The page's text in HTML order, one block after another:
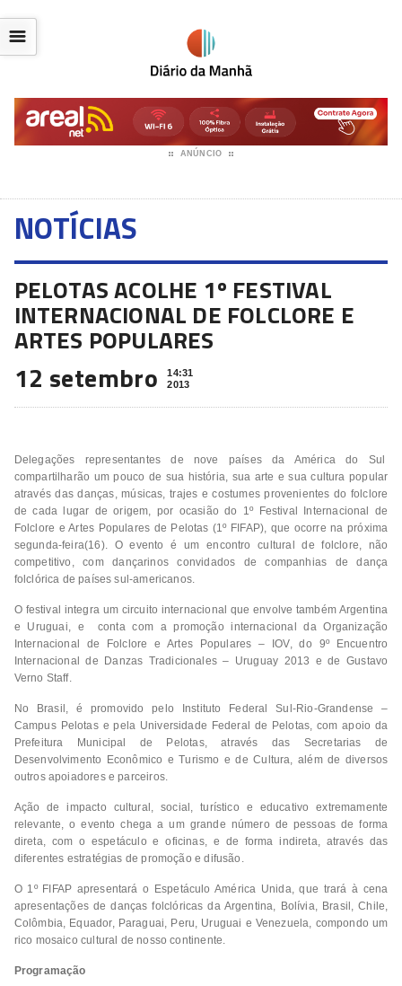
ANÚNCIO
☰
NOTÍCIAS
PELOTAS ACOLHE 1º FESTIVAL
INTERNACIONAL DE FOLCLORE E
ARTES POPULARES
12 setembro
14:31
2013
Delegações representantes de nove países da América do Sul
compartilharão um pouco de sua história, sua arte e sua cultura popular
através das danças, músicas, trajes e costumes provenientes do folclore
de cada lugar de origem, por ocasião do 1º Festival Internacional de
Folclore e Artes Populares de Pelotas (1º FIFAP), que ocorre na próxima
segunda-feira(16). O evento é um encontro cultural de folclore, não
competitivo, com dançarinos convidados de companhias de dança
folclórica de países sul-americanos.
O festival integra um circuito internacional que envolve também Argentina
e Uruguai, e conta com a promoção internacional da Organização
Internacional de Folclore e Artes Populares – IOV, do 9º Encuentro
Internacional de Danzas Tradicionales – Uruguay 2013 e de Gustavo
Verno Staff.
No Brasil, é promovido pelo Instituto Federal Sul-Rio-Grandense –
Campus Pelotas e pela Universidade Federal de Pelotas, com apoio da
Prefeitura Municipal de Pelotas, através das Secretarias de
Desenvolvimento Econômico e Turismo e de Cultura, além de diversos
outros apoiadores e parceiros.
Ação de impacto cultural, social, turístico e educativo extremamente
relevante, o evento chega a um grande número de pessoas de forma
direta, com o espetáculo e oficinas, e de forma indireta, através das
diferentes estratégias de promoção e difusão.
O 1º FIFAP apresentará o Espetáculo América Unida, que trará à cena
apresentações de danças folclóricas da Argentina, Bolívia, Brasil, Chile,
Colômbia, Equador, Paraguai, Peru, Uruguai e Venezuela, compondo um
rico mosaico cultural de nosso continente.
Programação